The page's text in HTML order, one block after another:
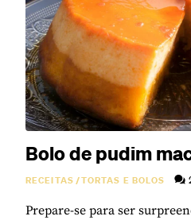
Bolo de pudim
RECEITAS/TORTAS E BOLOS
Prepare-se para ser